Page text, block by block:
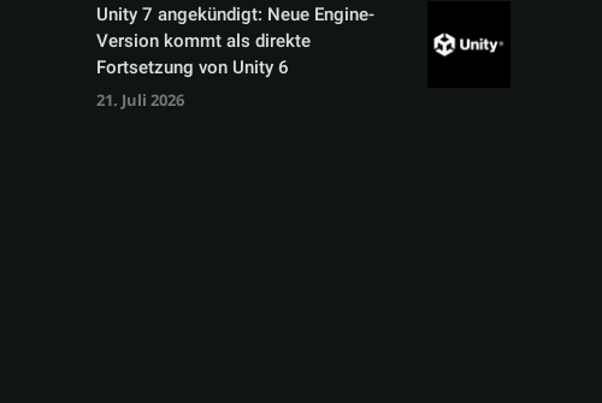
Unity 7 angekündigt: Neue Engine-
Version kommt als direkte
Fortsetzung von Unity 6
21. Juli 2026